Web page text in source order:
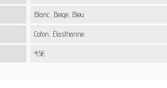
Blanc, Beige, Bleu
Coton, Élasthanne
45€